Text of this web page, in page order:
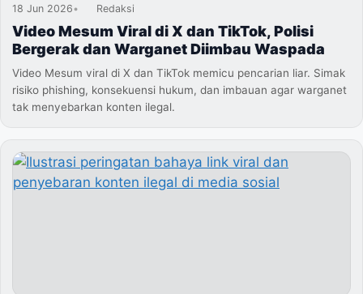
18 Jun 2026• Redaksi
Video Mesum Viral di X dan TikTok, Polisi
Bergerak dan Warganet Diimbau Waspada
Video Mesum viral di X dan TikTok memicu pencarian liar. Simak
risiko phishing, konsekuensi hukum, dan imbauan agar warganet
tak menyebarkan konten ilegal.